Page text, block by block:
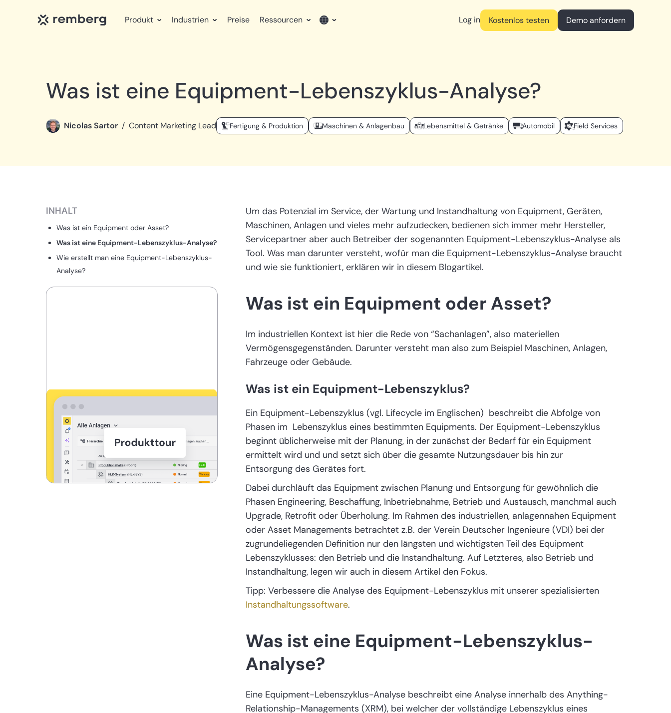
Produkt Industrien Preise Ressourcen
German
Log in Kostenlos testen Demo anfordern
Was ist eine Equipment-Lebenszyklus-Analyse?
Nicolas Sartor / Content Marketing Lead Fertigung & Produktion Maschinen & Anlagenbau Lebensmittel & Getränke Automobil Field Services
INHALT
Was ist ein Equipment oder Asset?
Was ist eine Equipment-Lebenszyklus-Analyse?
Wie erstellt man eine Equipment-Lebenszyklus-
Analyse?
REMBERG, DIE MODERNE
INSTANDHALTUNGSSOFTWARE
Digitalisiere Instandhaltung in
Rekordzeit
Produkt entdecken
Um das Potenzial im Service, der Wartung und Instandhaltung von Equipment, Geräten,
Maschinen, Anlagen und vieles mehr aufzudecken, bedienen sich immer mehr Hersteller,
Servicepartner aber auch Betreiber der sogenannten Equipment-Lebenszyklus-Analyse als
Tool. Was man darunter versteht, wofür man die Equipment-Lebenszyklus-Analyse braucht
und wie sie funktioniert, erklären wir in diesem Blogartikel.
Was ist ein Equipment oder Asset?
Im industriellen Kontext ist hier die Rede von “Sachanlagen”, also materiellen
Vermögensgegenständen. Darunter versteht man also zum Beispiel Maschinen, Anlagen,
Fahrzeuge oder Gebäude.
Was ist ein Equipment-Lebenszyklus?
Ein Equipment-Lebenszyklus (vgl. Lifecycle im Englischen) beschreibt die Abfolge von
Phasen im Lebenszyklus eines bestimmten Equipments. Der Equipment-Lebenszyklus
beginnt üblicherweise mit der Planung, in der zunächst der Bedarf für ein Equipment
ermittelt wird und und setzt sich über die gesamte Nutzungsdauer bis hin zur
Entsorgung des Gerätes fort.
Dabei durchläuft das Equipment zwischen Planung und Entsorgung für gewöhnlich die
Phasen Engineering, Beschaffung, Inbetriebnahme, Betrieb und Austausch, manchmal auch
Upgrade, Retrofit oder Überholung. Im Rahmen des industriellen, anlagennahen Equipment
oder Asset Managements betrachtet z.B. der Verein Deutscher Ingenieure (VDI) bei der
zugrundeliegenden Definition nur den längsten und wichtigsten Teil des Equipment
Lebenszyklusses: den Betrieb und die Instandhaltung. Auf Letzteres, also Betrieb und
Instandhaltung, legen wir auch in diesem Artikel den Fokus.
Tipp: Verbessere die Analyse des Equipment-Lebenszyklus mit unserer spezialisierten
Instandhaltungssoftware.
Was ist eine Equipment-Lebenszyklus-
Analyse?
Eine Equipment-Lebenszyklus-Analyse beschreibt eine Analyse innerhalb des Anything-
Relationship-Managements (XRM), bei welcher der vollständige Lebenszyklus eines